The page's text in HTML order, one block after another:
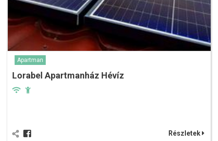
Apartman
Lorabel Apartmanház Hévíz
Részletek